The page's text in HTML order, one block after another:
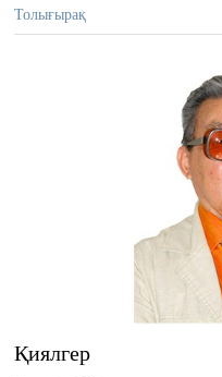
Толығырақ
Қиялгер